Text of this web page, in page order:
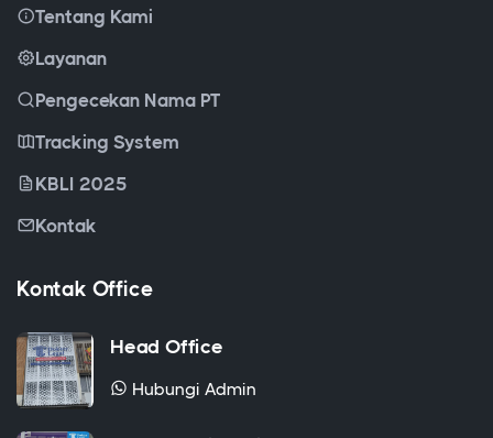
Tentang Kami
Layanan
Pengecekan Nama PT
Tracking System
KBLI 2025
Kontak
Kontak Office
Head Office
Hubungi Admin